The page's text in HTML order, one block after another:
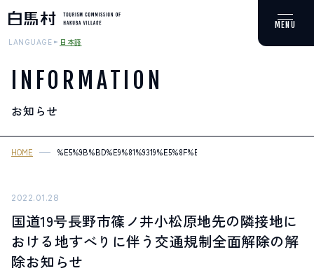
MOUNTAIN & TREKKING
登山・トレッキング
スキー場
HOT SPRING
温泉
LANGUAGE 日本語
INFORMATION
お知らせ
HOME
2022.01.28
国道19号長野市篠ノ井小松原地先の隣接地に
おける地すべりに伴う交通規制全面解除の解
除お知らせ